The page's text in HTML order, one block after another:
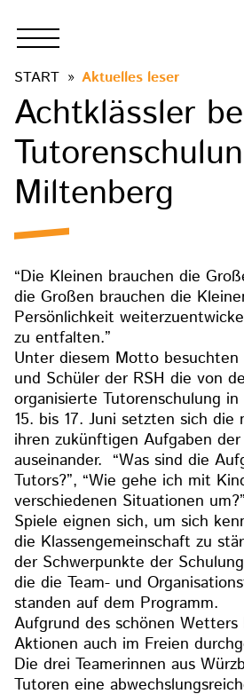
START Aktuelles leser
Achtklässler
Miltenberg
“Die Kleinen brauchen die
die Großen brauchen die
Persönlichkeit
zu entfalten.”
Unter diesem Motto besuchten
und Schüler der RSH die von
organisierte Tutorenschulung
15. bis 17. Juni setzten sich
ihren zukünftigen Aufgaben
auseinander. “Was sind die
Tutors?”, “Wie gehe ich mit
verschiedenen Situationen
Spiele eignen sich, um sich
die Klassengemeinschaft zu
der Schwerpunkte der
die die Team- und
standen auf dem Programm.
Aufgrund des schönen
Aktionen auch im Freien
Die drei Teamerinnen aus
Tutoren eine